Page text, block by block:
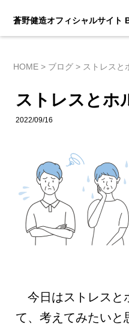
蒼野健造オフィシャルサイト
HOME > ブログ > ストレスと
ストレスとホ
2022/09/16
今日はストレスと
て、考えてみたいと